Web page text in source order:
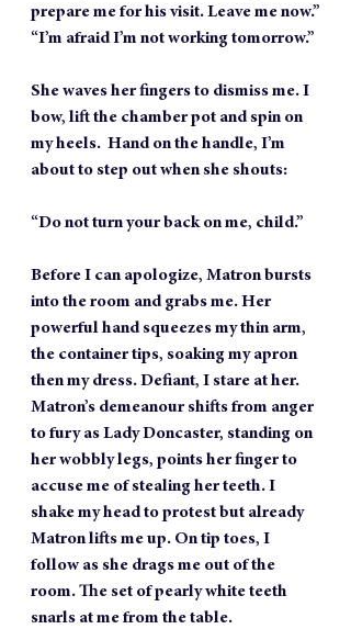
prepare me for his visit. Leave me now.”
“I’m afraid I’m not working tomorrow.”
She waves her fingers to dismiss me. I
bow, lift the chamber pot and spin on
my heels.  Hand on the handle, I’m
about to step out when she shouts:
“Do not turn your back on me, child.”
Before I can apologize, Matron bursts
into the room and grabs me. Her
powerful hand squeezes my thin arm,
the container tips, soaking my apron
then my dress. Defiant, I stare at her.
Matron’s demeanour shifts from anger
to fury as Lady Doncaster, standing on
her wobbly legs, points her finger to
accuse me of stealing her teeth. I
shake my head to protest but already
Matron lifts me up. On tip toes, I
follow as she drags me out of the
room. The set of pearly white teeth
snarls at me from the table.